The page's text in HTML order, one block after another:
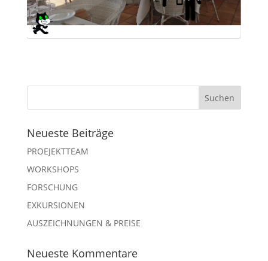
Neueste Beiträge
PROEJEKTTEAM
WORKSHOPS
FORSCHUNG
EXKURSIONEN
AUSZEICHNUNGEN & PREISE
Neueste Kommentare